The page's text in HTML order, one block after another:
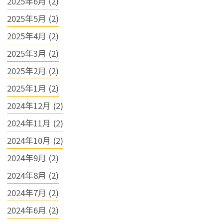
【応募方法】
履歴書を「かちがわスキンク
リニック」までご郵送くださ
い。
※履歴書は選考のみに使用
し、使用後は適切に破棄いた
します。
詳しくはハローワーク求人票
をご確認ください。
皆さまのご応募を心よりお待
ちしております。
2025年5月 (2)
2025年4月 (2)
2025年3月 (2)
2025年2月 (2)
2025年1月 (2)
2024年12月 (2)
2024年11月 (2)
2024年10月 (2)
2024年9月 (2)
2024年8月 (2)
2024年7月 (2)
2024年6月 (2)